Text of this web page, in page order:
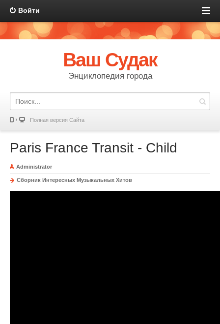
Войти
Ваш Судак
Энциклопедия города
Полная версия Сайта
Paris France Transit - Child
Administrator
Сборник Интересных Музыкальных Хитов